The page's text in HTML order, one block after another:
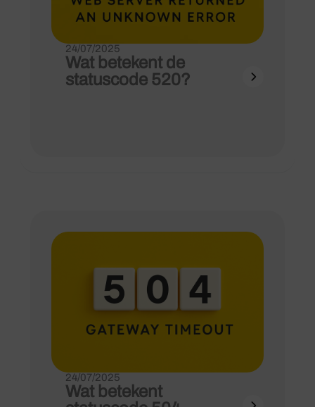
24/07/2025
Wat betekent de
statuscode 520?
24/07/2025
Wat betekent